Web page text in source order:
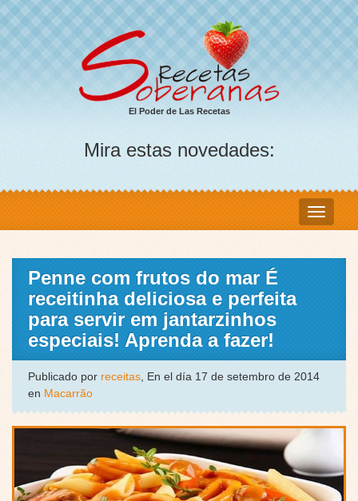
El Poder de Las Recetas
Mira estas novedades:
Penne com frutos do mar É
receitinha deliciosa e perfeita
para servir em jantarzinhos
especiais! Aprenda a fazer!
Publicado por receitas, En el día 17 de setembro de 2014
en Macarrão